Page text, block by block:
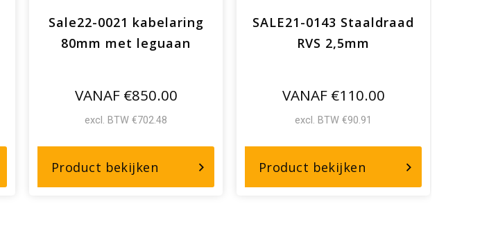
Sale22-0021 kabelaring
80mm met leguaan
VANAF €850.00
excl. BTW €702.48
Product bekijken
Sale22-
SALE21-0143 Staaldraad
RVS 2,5mm
VANAF €110.00
excl. BTW €90.91
Product bekijken
SALE21-